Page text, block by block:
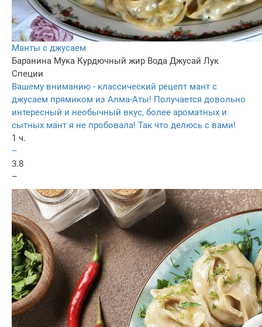
Манты с джусаем
Баранина Мука Курдючный жир Вода Джусай Лук
Специи
Вашему вниманию - классический рецепт мант с
джусаем прямиком из Алма-Аты! Получается довольно
интересный и необычный вкус, более ароматных и
сытных мант я не пробовала! Так что делюсь с вами!
1 ч.
–
3.8
–